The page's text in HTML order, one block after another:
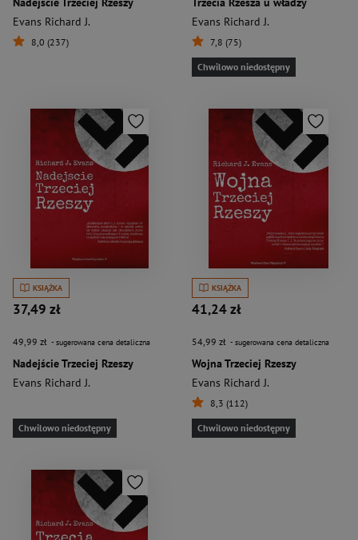
Evans Richard J.
8,0 (237)
Evans Richard J.
7,8 (75)
Chwilowo niedostępny
KSIĄŻKA
37,49 zł
49,99 zł - sugerowana cena detaliczna
Nadejście Trzeciej Rzeszy
Evans Richard J.
Chwilowo niedostępny
KSIĄŻKA
41,24 zł
54,99 zł - sugerowana cena detaliczna
Wojna Trzeciej Rzeszy
Evans Richard J.
8,3 (112)
Chwilowo niedostępny